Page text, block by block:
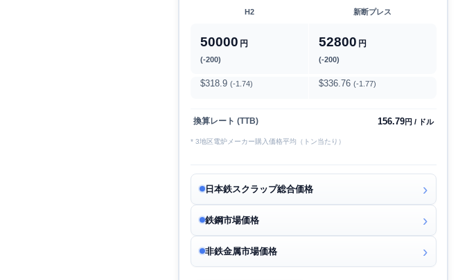
H2 新断プレス
50000 円
(-200)
52800 円
(-200)
$318.9 (-1.74) $336.76 (-1.77)
換算レート (TTB) 156.79円 / ドル
* 3地区電炉メーカー購入価格平均（トン当たり）
日本鉄スクラップ総合価格
鉄鋼市場価格
非鉄金属市場価格